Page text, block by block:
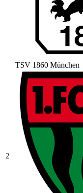
TSV 1860 München
2